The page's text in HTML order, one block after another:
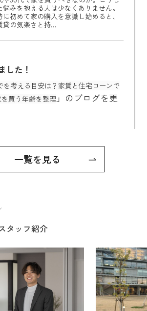
悩みを抱える人は少なくありません。
に初めて家の購入を意識し始めると、
貸の気楽さと持...
した！
を考える目安は？家賃と住宅ローンで
買う年齢を整理 」 のブログを更
めての購入・住み替えから賃貸・投資
売買と賃貸、両面の実績に基づく最適
地域に根ざした情報力で「相談してよ
。
・高槻エリア
にお問い合わせください！
不動産購入は 株式会社AMIDASにお任
一覧を見る
タッフ紹介